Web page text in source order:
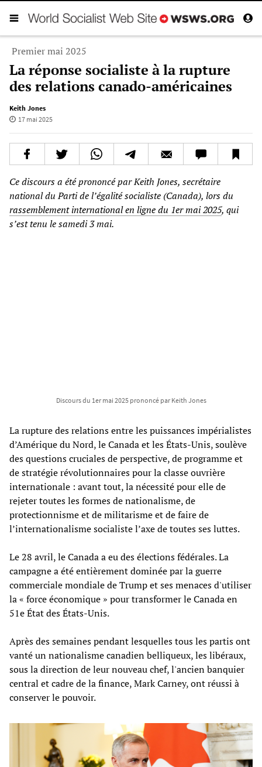
Premier mai 2025
La réponse socialiste à la rupture
des relations canado-américaines
Keith Jones
17 mai 2025
Ce discours a été prononcé par Keith Jones, secrétaire
national du Parti de l’égalité socialiste (Canada), lors du
rassemblement international en ligne du 1er mai 2025, qui
s’est tenu le samedi 3 mai.
Discours du 1er mai 2025 prononcé par Keith Jones
La rupture des relations entre les puissances impérialistes
d’Amérique du Nord, le Canada et les États-Unis, soulève
des questions cruciales de perspective, de programme et
de stratégie révolutionnaires pour la classe ouvrière
internationale : avant tout, la nécessité pour elle de
rejeter toutes les formes de nationalisme, de
protectionnisme et de militarisme et de faire de
l’internationalisme socialiste l’axe de toutes ses luttes.
Le 28 avril, le Canada a eu des élections fédérales. La
campagne a été entièrement dominée par la guerre
commerciale mondiale de Trump et ses menaces d'utiliser
la « force économique » pour transformer le Canada en
51e État des États-Unis.
Après des semaines pendant lesquelles tous les partis ont
vanté un nationalisme canadien belliqueux, les libéraux,
sous la direction de leur nouveau chef, l'ancien banquier
central et cadre de la finance, Mark Carney, ont réussi à
conserver le pouvoir.